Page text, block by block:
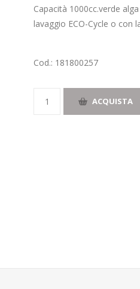
Capacità 1000cc.verde
lavaggio ECO-Cycle o con
Cod.: 181800257
ACQUISTA